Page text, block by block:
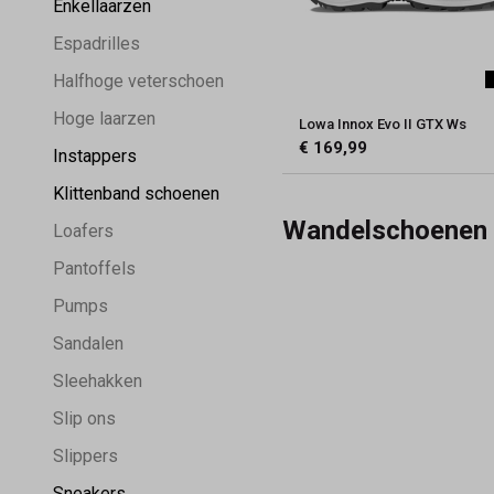
Enkellaarzen
Espadrilles
Halfhoge veterschoen
Hoge laarzen
Instappers
Klittenband schoenen
Loafers
Pantoffels
Pumps
Sandalen
Sleehakken
Slip ons
Slippers
Lowa Innox Evo II GTX Ws
€ 169,99
Wandelschoenen